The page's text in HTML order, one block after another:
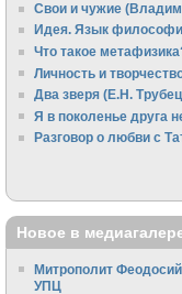
Свои и чужие
Идея. Язык
Что такое
Личность и
Два зверя (Е.Н.
Я в поколенье друга
Разговор о любви с
Новое в
Митрополит Феодосий
УПЦ